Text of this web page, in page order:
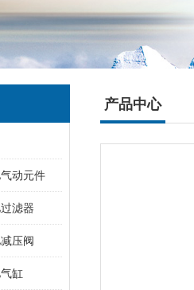
动元件
滤器
压阀
缸
产品中心